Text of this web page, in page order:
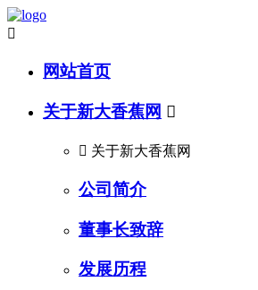

网站首页
关于新大香蕉网 
 关于新大香蕉网
公司简介
董事长致辞
发展历程